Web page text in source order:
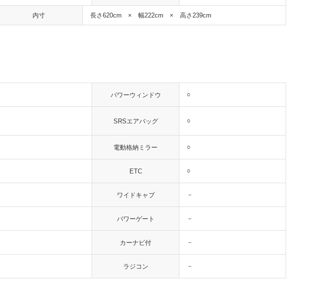
内寸 長さ620cm × 幅222cm × 高さ239cm
パワーウィンドウ ○
SRSエアバッグ ○
電動格納ミラー ○
ETC ○
ワイドキャブ －
パワーゲート －
カーナビ付 －
ラジコン －